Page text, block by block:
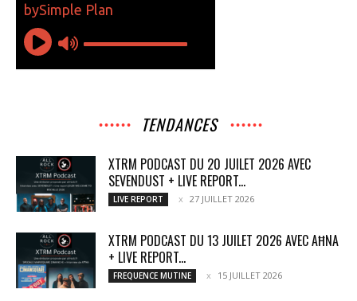
TENDANCES
XTRM PODCAST DU 20 JUILET 2026 AVEC
SEVENDUST + LIVE REPORT...
LIVE REPORT 27 JUILLET 2026
XTRM PODCAST DU 13 JUILET 2026 AVEC AĦNA
+ LIVE REPORT...
FREQUENCE MUTINE 15 JUILLET 2026